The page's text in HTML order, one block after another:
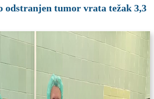
odstranjen tumor vrata težak 3,3